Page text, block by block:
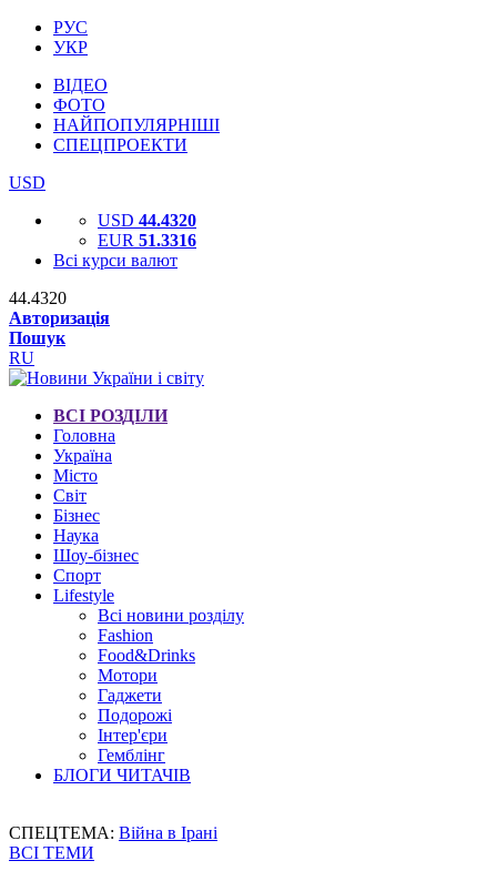
РУС
УКР
ВІДЕО
ФОТО
НАЙПОПУЛЯРНІШІ
СПЕЦПРОЕКТИ
USD
USD 44.4320
EUR 51.3316
Всі курси валют
44.4320
Авторизація
Пошук
RU
ВСІ РОЗДІЛИ
Головна
Україна
Місто
Світ
Бізнес
Наука
Шоу-бізнес
Спорт
Lifestyle
Всі новини розділу
Fashion
Food&Drinks
Мотори
Гаджети
Подорожі
Інтер'єри
Гемблінг
БЛОГИ ЧИТАЧІВ
СПЕЦТЕМА: Війна в Ірані
ВСІ ТЕМИ